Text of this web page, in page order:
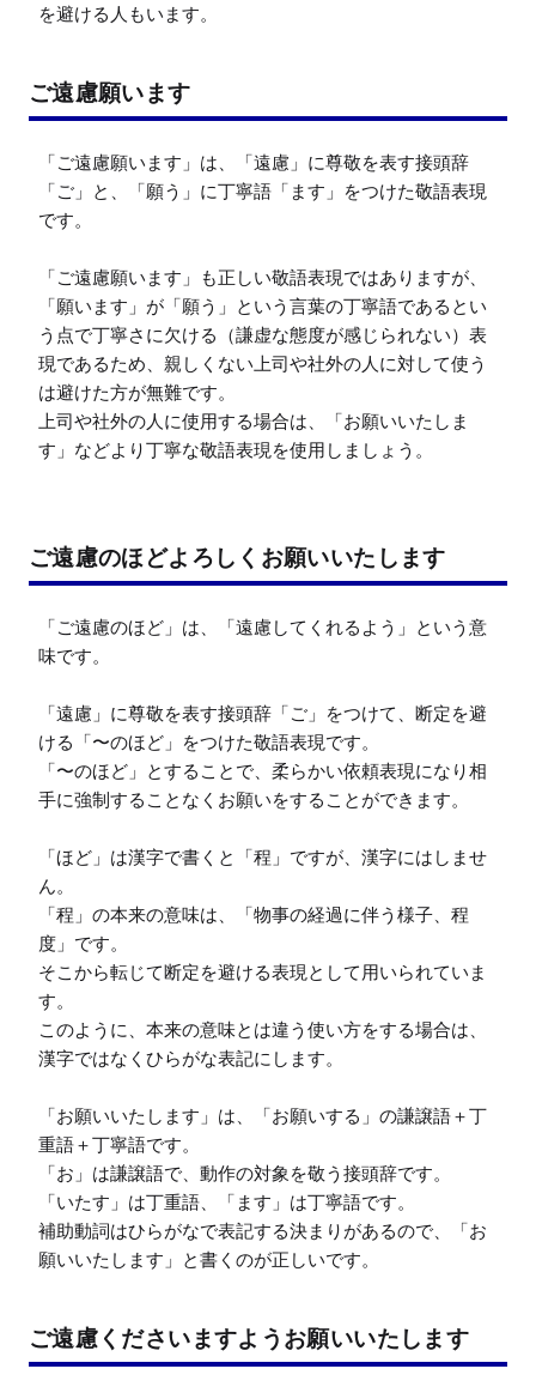
を避ける人もいます。
ご遠慮願います
「ご遠慮願います」は、「遠慮」に尊敬を表す接頭辞
「ご」と、「願う」に丁寧語「ます」をつけた敬語表現
です。
「ご遠慮願います」も正しい敬語表現ではありますが、
「願います」が「願う」という言葉の丁寧語であるとい
う点で丁寧さに欠ける（謙虚な態度が感じられない）表
現であるため、親しくない上司や社外の人に対して使う
は避けた方が無難です。
上司や社外の人に使用する場合は、「お願いいたしま
す」などより丁寧な敬語表現を使用しましょう。
ご遠慮のほどよろしくお願いいたします
「ご遠慮のほど」は、「遠慮してくれるよう」という意
味です。
「遠慮」に尊敬を表す接頭辞「ご」をつけて、断定を避
ける「〜のほど」をつけた敬語表現です。
「〜のほど」とすることで、柔らかい依頼表現になり相
手に強制することなくお願いをすることができます。
「ほど」は漢字で書くと「程」ですが、漢字にはしませ
ん。
「程」の本来の意味は、「物事の経過に伴う様子、程
度」です。
そこから転じて断定を避ける表現として用いられていま
す。
このように、本来の意味とは違う使い方をする場合は、
漢字ではなくひらがな表記にします。
「お願いいたします」は、「お願いする」の謙譲語＋丁
重語＋丁寧語です。
「お」は謙譲語で、動作の対象を敬う接頭辞です。
「いたす」は丁重語、「ます」は丁寧語です。
補助動詞はひらがなで表記する決まりがあるので、「お
願いいたします」と書くのが正しいです。
ご遠慮くださいますようお願いいたします